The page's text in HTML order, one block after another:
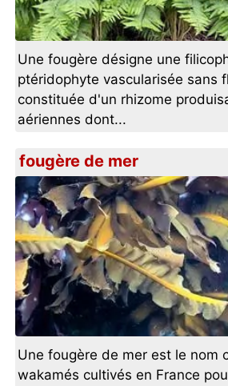
Une fougère désigne une
ptéridophyte vascularisée sans
constituée d'un rhizome
aériennes dont...
fougère de mer
Une fougère de mer est le nom
wakamés cultivés en France